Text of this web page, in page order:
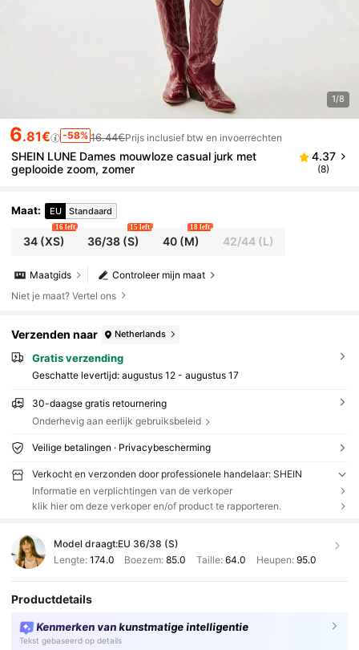
1/8
6.81€ -58% 16.44€Prijs inclusief btw en invoerrechten
SHEIN LUNE Dames mouwloze casual jurk met
geplooide zoom, zomer
4.37
(8)
Maat: EU Standaard
34(XS)
16 left
36/38 (S)
15 left
40(M)
18 left
42/44(L)
Controleer mijn maat
Maatgids
Niet je maat? Vertel ons
Verzenden naar Netherlands
Gratis verzending
Geschatte levertijd: augustus 12 - augustus 17
30-daagse gratis retournering
Onderhevig aan eerlijk gebruiksbeleid
Veilige betalingen · Privacybescherming
Verkocht en verzonden door professionele handelaar: SHEIN
Informatie en verplichtingen van de verkoper
klik hier om deze verkoper en/of product te rapporteren.
Model draagt:EU 36/38 (S)
Lengte: 174.0 Boezem:85.0 Taille: 64.0 Heupen: 95.0
Productdetails
Kenmerken van kunstmatige intelligentie
Tekst gebaseerd op details